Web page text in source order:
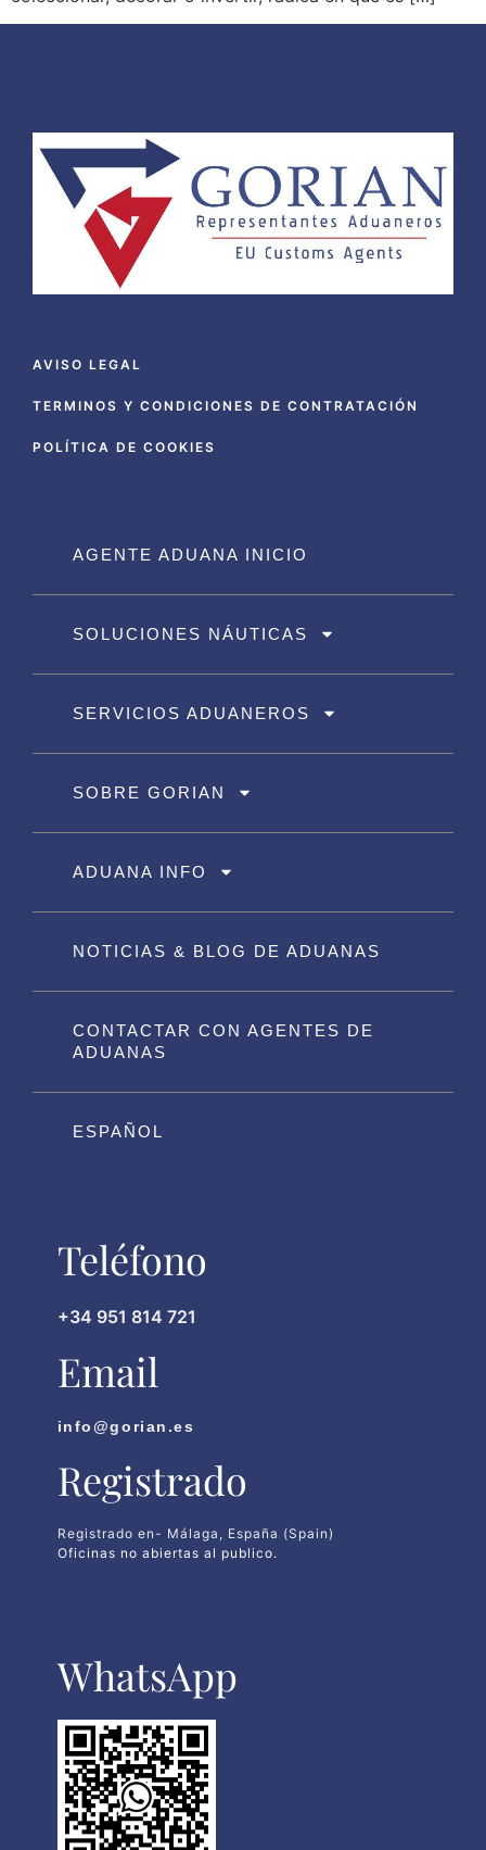
AVISO LEGAL
TERMINOS Y CONDICIONES DE CONTRATACIÓN
POLÍTICA DE COOKIES
AGENTE ADUANA INICIO
SOLUCIONES NÁUTICAS
SERVICIOS ADUANEROS
SOBRE GORIAN
ADUANA INFO
NOTICIAS & BLOG DE ADUANAS
CONTACTAR CON AGENTES DE
ADUANAS
ESPAÑOL
Teléfono
+34 951 814 721
Email
info@gorian.es
Registrado
Registrado en- Málaga, España (Spain)
Oficinas no abiertas al publico.
WhatsApp​